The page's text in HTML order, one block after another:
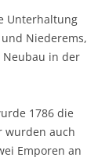
Unterhaltung
Niederems,
in der
1786 die
wurden auch
Emporen an